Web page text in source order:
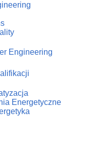
Engineering
Energetyczne